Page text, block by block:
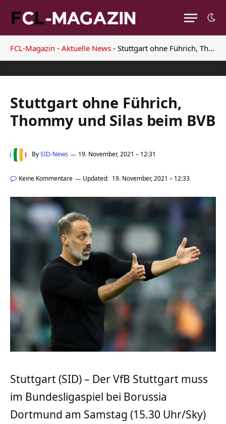
FCL-Magazin - Aktuelle News - Stuttgart ohne Führich, Thommy und Silas beim BVB
Stuttgart ohne Führich,
Thommy und Silas beim BVB
BySID-News 19. November, 2021 – 12:31
Keine Kommentare Updated: 19. November, 2021 – 12:33
Stuttgart (SID) – Der VfB Stuttgart muss
im Bundesligaspiel bei Borussia
Dortmund am Samstag (15.30 Uhr/Sky)